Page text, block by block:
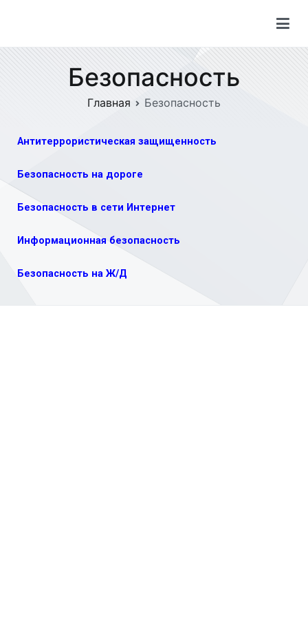
Безопасность
Главная Безопасность
Антитеррористическая защищенность
Безопасность на дороге
Безопасность в сети Интернет
Информационная безопасность
Безопасность на Ж/Д